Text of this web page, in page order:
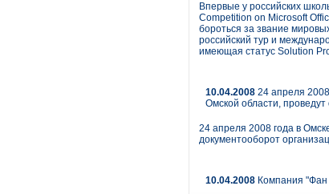
Впервые у российских
Competition on Microsoft
бороться за звание
российский тур и
имеющая статус Solution
10.04.2008 24 апреля
Омской области,
24 апреля 2008 года в
документооборот
10.04.2008 Компания "Фан